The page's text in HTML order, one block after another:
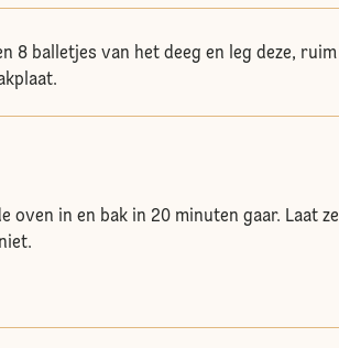
8 balletjes van het deeg en leg deze, ruim
oven in en bak in 20 minuten gaar. Laat ze